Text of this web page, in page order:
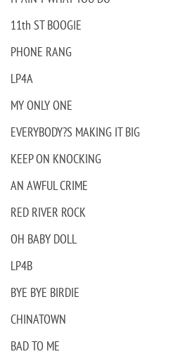
11th ST BOOGIE
PHONE RANG
LP4A
MY ONLY ONE
EVERYBODY?S MAKING IT BIG
KEEP ON KNOCKING
AN AWFUL CRIME
RED RIVER ROCK
OH BABY DOLL
LP4B
BYE BYE BIRDIE
CHINATOWN
BAD TO ME